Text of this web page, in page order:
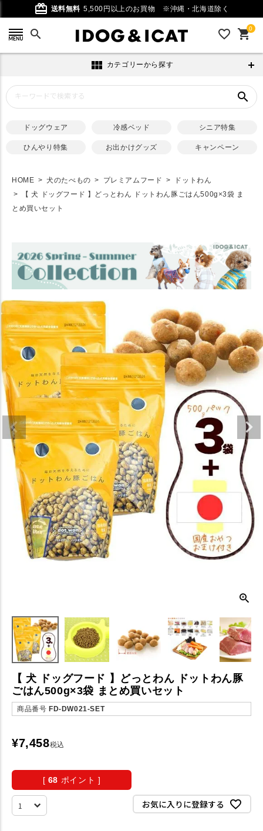
card_giftcard 送料無料 5,500円以上のお買物 ※沖縄・北海道除く
search favorite_outline 0
shopping_cart
view_module カテゴリーから探す
search
ドッグウェア 冷感ベッド シニア特集
ひんやり特集 お出かけグッズ キャンペーン
HOME 犬のたべもの プレミアムフード
ドットわん
【 犬 ドッグフード 】どっとわん ドットわん豚ごはん500g×3袋 ま
とめ買いセット
【 犬 ドッグフード 】どっとわん ドットわん豚
ごはん500g×3袋 まとめ買いセット
商品番号 FD-DW021-SET
¥7,458税込
[ 68 ポイント ]
お気に入りに登録する